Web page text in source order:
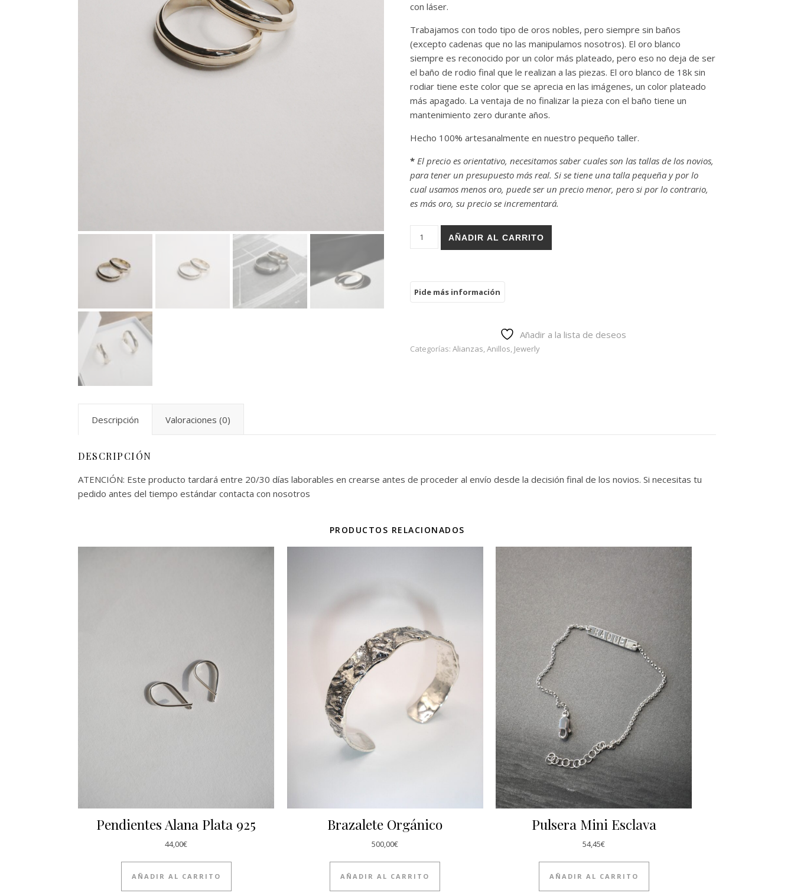
con láser.
Trabajamos con todo tipo de oros nobles, pero siempre sin baños
(excepto cadenas que no las manipulamos nosotros). El oro blanco
siempre es reconocido por un color más plateado, pero eso no deja de ser
el baño de rodio final que le realizan a las piezas. El oro blanco de 18k sin
rodiar tiene este color que se aprecia en las imágenes, un color plateado
más apagado. La ventaja de no finalizar la pieza con el baño tiene un
mantenimiento zero durante años.
Hecho 100% artesanalmente en nuestro pequeño taller.
* El precio es orientativo, necesitamos saber cuales son las tallas de los novios,
para tener un presupuesto más real. Si se tiene una talla pequeña y por lo
cual usamos menos oro, puede ser un precio menor, pero si por lo contrario,
es más oro, su precio se incrementará.
Alianza Media caña Líneas grabadas 5mm x 1,7mm Oro blanco 18k Sin rodiar cantidad
AÑADIR AL CARRITO
Añadir a la lista de deseos
Categorías: Alianzas,Anillos, Jewerly
Descripción Valoraciones (0)
DESCRIPCIÓN
ATENCIÓN: Este producto tardará entre 20/30 días laborables en crearse antes de proceder al envío desde la decisión final de los novios. Si necesitas tu
pedido antes del tiempo estándar contacta con nosotros
PRODUCTOS RELACIONADOS
Pendientes Alana Plata 925
44,00€
AÑADIR AL CARRITO
Brazalete Orgánico
500,00€
AÑADIR AL CARRITO
Pulsera Mini Esclava
54,45€
AÑADIR AL CARRITO